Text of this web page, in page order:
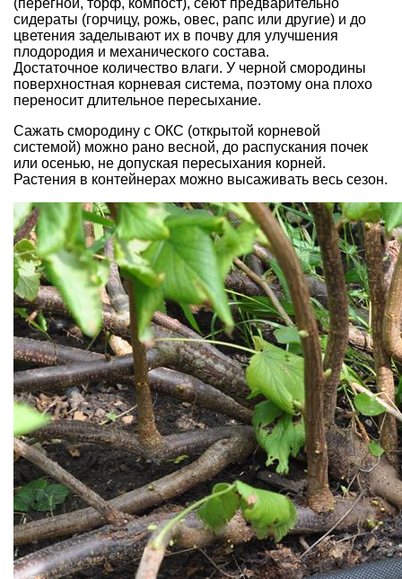
(перегной, торф, компост), сеют предварительно
сидераты (горчицу, рожь, овес, рапс или другие) и до
цветения заделывают их в почву для улучшения
плодородия и механического состава.
Достаточное количество влаги. У черной смородины
поверхностная корневая система, поэтому она плохо
переносит длительное пересыхание.
Сажать смородину с ОКС (открытой корневой
системой) можно рано весной, до распускания почек
или осенью, не допуская пересыхания корней.
Растения в контейнерах можно высаживать весь сезон.